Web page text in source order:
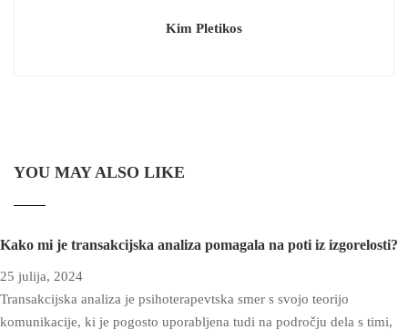
Kim Pletikos
YOU MAY ALSO LIKE
Kako mi je transakcijska analiza pomagala na poti iz izgorelosti?
25 julija, 2024
Transakcijska analiza je psihoterapevtska smer s svojo teorijo
komunikacije, ki je pogosto uporabljena tudi na področju dela s timi,